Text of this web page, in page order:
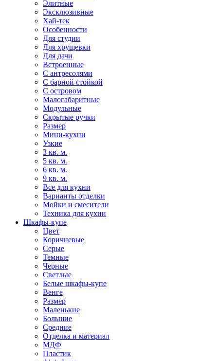
Элитные
Эксклюзивные
Хай-тек
Особенности
Для студии
Для хрущевки
Для дачи
Встроенные
С антресолями
С барной стойкой
С островом
Малогабаритные
Модульные
Скрытые ручки
Размер
Мини-кухни
Узкие
3 кв. м.
5 кв. м.
6 кв. м.
9 кв. м.
Все для кухни
Варианты отделки
Мойки и смесители
Техника для кухни
Шкафы-купе
Цвет
Коричневые
Серые
Темные
Черные
Светлые
Белые шкафы-купе
Венге
Размер
Маленькие
Большие
Средние
Отделка и материал
МДФ
Пластик